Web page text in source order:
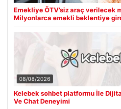
Emekliye ÖTV’siz araç verilecek
Milyonlarca emekli beklentiye
08/08/2026
Kelebek sohbet platformu İle
Ve Chat Deneyimi